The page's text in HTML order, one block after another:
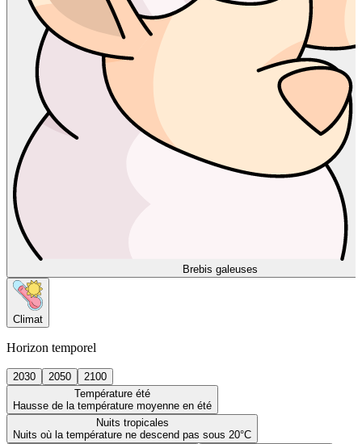
Brebis galeuses
Climat
Horizon temporel
2030 2050
2100
Température été
Hausse de la température moyenne en été
Nuits tropicales
Nuits où la température ne descend pas sous 20°C